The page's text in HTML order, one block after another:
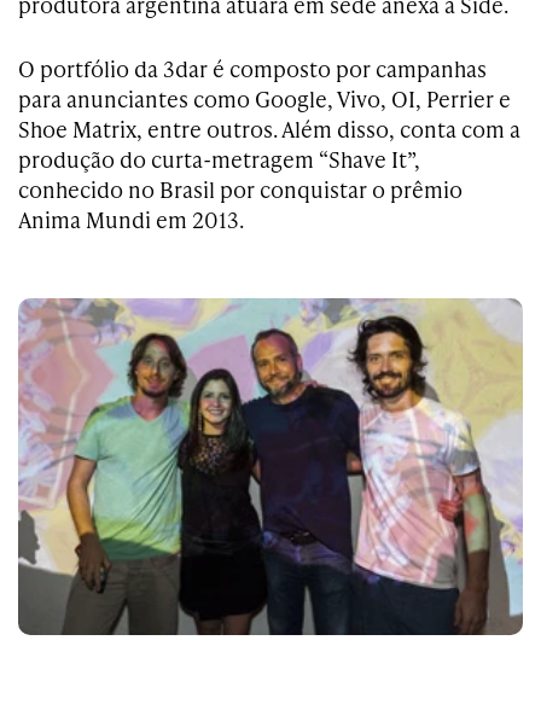
O portfólio da 3dar é composto por campanhas
para anunciantes como Google, Vivo, OI, Perrier e
Shoe Matrix, entre outros. Além disso, conta com a
produção do curta-metragem “Shave It”,
conhecido no Brasil por conquistar o prêmio
Anima Mundi em 2013.